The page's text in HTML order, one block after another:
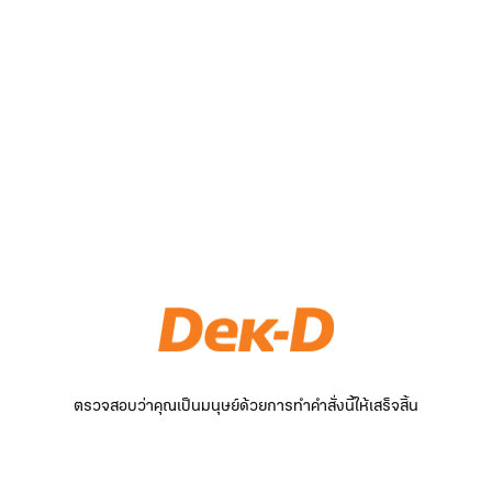
ตรวจสอบว่าคุณเป็นมนุษย์ด้วยการทำคำสั่งนี้ให้เสร็จสิ้น